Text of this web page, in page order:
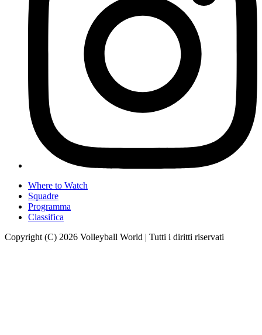
Where to Watch
Squadre
Programma
Classifica
Copyright (C) 2026 Volleyball World | Tutti i diritti riservati